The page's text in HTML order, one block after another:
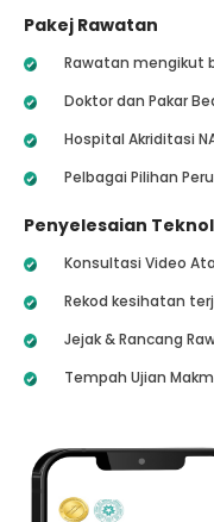
Pakej Rawatan
Rawatan mengikut
Doktor dan Pakar
Hospital Akriditasi
Pelbagai Pilihan
Penyelesaian
Konsultasi Video
Rekod kesihatan
Jejak & Rancang
Tempah Ujian